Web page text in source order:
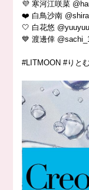
💜 寒河江咲菜
❤️ 白鳥沙南
🤍 白花悠
💙 渡邊倖
#LITMOON #りと